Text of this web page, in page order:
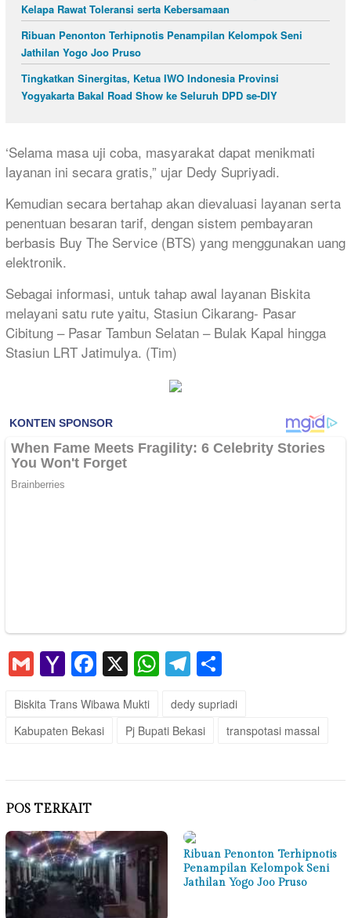
Kelapa Rawat Toleransi serta Kebersamaan
Ribuan Penonton Terhipnotis Penampilan Kelompok Seni
Jathilan Yogo Joo Pruso
Tingkatkan Sinergitas, Ketua IWO Indonesia Provinsi
Yogyakarta Bakal Road Show ke Seluruh DPD se-DIY
‘Selama masa uji coba, masyarakat dapat menikmati
layanan ini secara gratis,” ujar Dedy Supriyadi.
Kemudian secara bertahap akan dievaluasi layanan serta
penentuan besaran tarif, dengan sistem pembayaran
berbasis Buy The Service (BTS) yang menggunakan uang
elektronik.
Sebagai informasi, untuk tahap awal layanan Biskita
melayani satu rute yaitu, Stasiun Cikarang- Pasar
Cibitung – Pasar Tambun Selatan – Bulak Kapal hingga
Stasiun LRT Jatimulya. (Tim)
GmailYahooFacebook
X WhatsApp
Telegram
Biskita Trans Wibawa Mukti
dedy supriadi
Kabupaten Bekasi
Pj Bupati Bekasi transpotasi massal
POS TERKAIT
Ribuan Penonton Terhipnotis
Penampilan Kelompok Seni
Jathilan Yogo Joo Pruso